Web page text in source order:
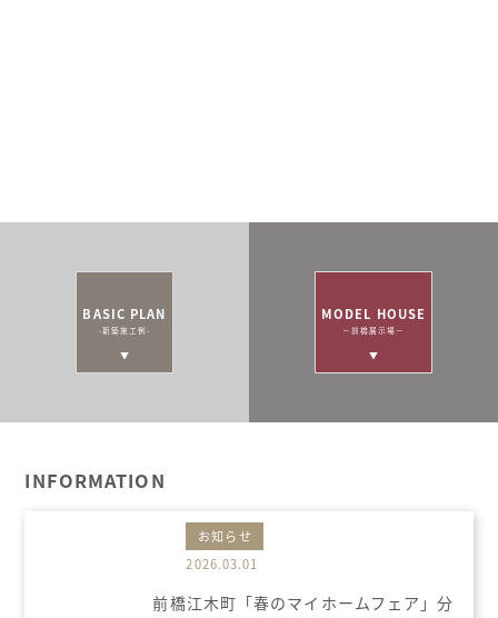
BASIC PLAN
-新築施工例-
MODEL HOUSE
－前橋展示場－
INFORMATION
お知らせ
2026.03.01
前橋江木町「春のマイホームフェア」分